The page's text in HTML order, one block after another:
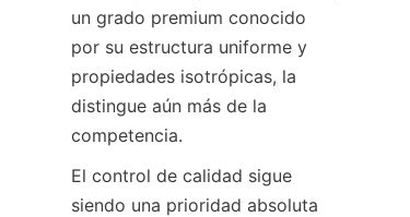
un grado premium conocido
por su estructura uniforme y
propiedades isotrópicas, la
distingue aún más de la
competencia.
El control de calidad sigue
siendo una prioridad absoluta